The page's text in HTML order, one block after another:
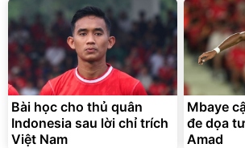
Bài học cho thủ quân
Indonesia sau lời chỉ trích
Việt Nam
Mbaye
đe dọa
Amad